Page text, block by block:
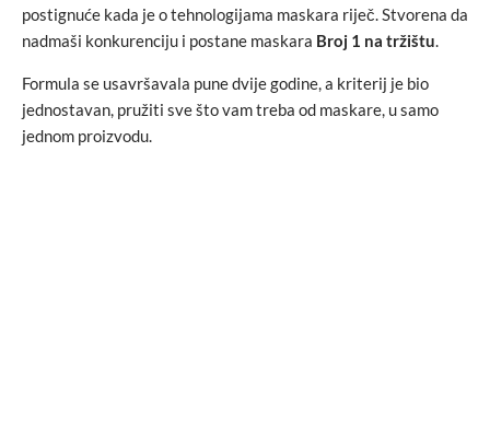
postignuće kada je o tehnologijama maskara riječ. Stvorena da
nadmaši konkurenciju i postane maskara Broj 1 na tržištu.
Formula se usavršavala pune dvije godine, a kriterij je bio
jednostavan, pružiti sve što vam treba od maskare, u samo
jednom proizvodu.